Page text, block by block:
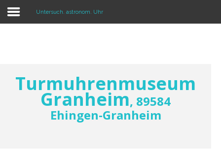
Home
Öffnungszeiten und Eintritt
Presse & Rundfunk
Die Betreiber
Untersuch. astronom. Uhr
Turmuhrenmuseum
Granheim, 89584
Ehingen-Granheim